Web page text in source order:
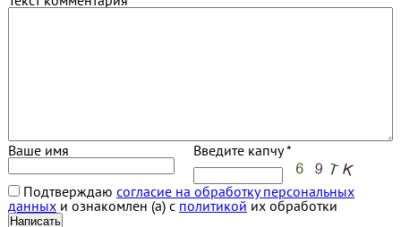
Ваше имя Введите капчу *
Подтверждаю согласие на обработку персональных
данныхи ознакомлен (а) с политикой их обработки